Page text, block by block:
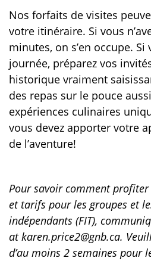
Nos forfaits de visites
votre itinéraire. Si vous
minutes, on s’en occupe. Si
journée, préparez vos
historique vraiment
des repas sur le pouce
expériences culinaires
vous devez apporter votre
de l’aventure!
Pour savoir comment
et tarifs pour les groupes et
indépendants (FIT),
at karen.price2@gnb.ca.
d’au moins 2 semaines pour